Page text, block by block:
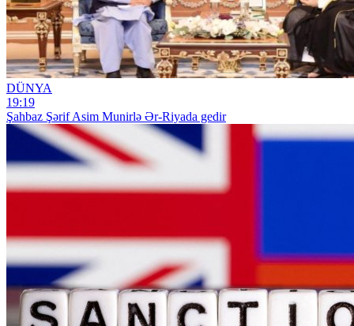
DÜNYA
19:19
Şahbaz Şərif Asim Munirlə Ər-Riyada gedir